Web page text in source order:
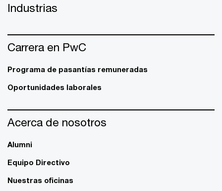
Industrias
Carrera en PwC
Programa de pasantías remuneradas
Oportunidades laborales
Acerca de nosotros
Alumni
Equipo Directivo
Nuestras oficinas